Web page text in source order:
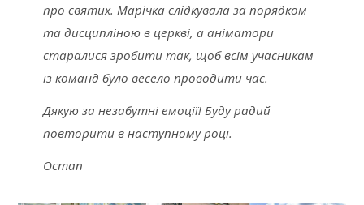
про святих. Марічка слідкувала за порядком
та дисципліною в церкві, а аніматори
старалися зробити так, щоб всім учасникам
із команд було весело проводити час.
Дякую за незабутні емоції! Буду радий
повторити в наступному році.
Остап